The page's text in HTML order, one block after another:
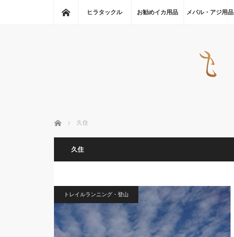
ホーム
ヒラタックル お勧めイカ用品 メバル・アジ用品
ホーム 久住
久住
トレイルランニング・登山